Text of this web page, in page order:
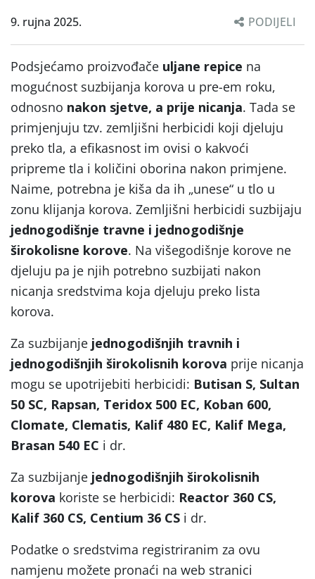
9. rujna 2025. PODIJELI
Podsjećamo proizvođače uljane repice na
mogućnost suzbijanja korova u pre-em roku,
odnosno nakon sjetve, a prije nicanja. Tada se
primjenjuju tzv. zemljišni herbicidi koji djeluju
preko tla, a efikasnost im ovisi o kakvoći
pripreme tla i količini oborina nakon primjene.
Naime, potrebna je kiša da ih „unese“ u tlo u
zonu klijanja korova. Zemljišni herbicidi suzbijaju
jednogodišnje travne i jednogodišnje
širokolisne korove. Na višegodišnje korove ne
djeluju pa je njih potrebno suzbijati nakon
nicanja sredstvima koja djeluju preko lista
korova.
Za suzbijanje jednogodišnjih travnih i
jednogodišnjih širokolisnih korova prije nicanja
mogu se upotrijebiti herbicidi: Butisan S, Sultan
50 SC, Rapsan, Teridox 500 EC, Koban 600,
Clomate, Clematis, Kalif 480 EC, Kalif Mega,
Brasan 540 EC i dr.
Za suzbijanje jednogodišnjih širokolisnih
korova koriste se herbicidi: Reactor 360 CS,
Kalif 360 CS, Centium 36 CS i dr.
Podatke o sredstvima registriranim za ovu
namjenu možete pronaći na web stranici